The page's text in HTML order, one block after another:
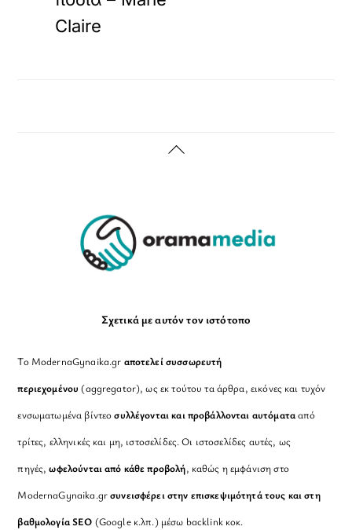
Claire
Back
Σχετικά με αυτόν τον ιστότοπο
Το ModernaGynaika.gr αποτελεί συσσωρευτή
περιεχομένου (aggregator), ως εκ τούτου τα άρθρα, εικόνες και τυχόν
ενσωματωμένα βίντεοσυλλέγονται και προβάλλονται αυτόματααπό
τρίτες, ελληνικές και μη, ιστοσελίδες. Οι ιστοσελίδες αυτές, ως
πηγές,ωφελούνται από κάθε προβολή, καθώς η εμφάνιση στο
ModernaGynaika.grσυνεισφέρει στην επισκεψιμότητά τους και στη
βαθμολογία SEO (Google κ.λπ.) μέσω backlink κοκ.